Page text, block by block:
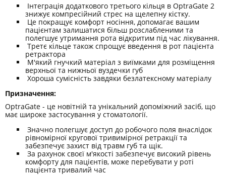
Інтеграція додаткового третього кільця в OptraGate 2
знижує компресійний стрес на щелепну кістку.
Це покращує комфорт носіння, допомагає вашим
пацієнтам залишатися більш розслабленими та
полегшує утримання рота відкритим під час лікування.
Третє кільце також спрощує введення в рот пацієнта
ретрактора
М'який гнучкий матеріал з виїмками для розміщення
верхньої та нижньої вуздечки губ
Хороша сумісність завдяки безлатексному матеріалу
Призначення:
OptraGate - це новітній та унікальний допоміжний засіб, що
має широке застосування у стоматології.
Значно полегшує доступ до робочого поля внаслідок
рівномірної кругової тривимірної ретракції та
забезпечує захист від травм губ та щік.
За рахунок своєї м'якості забезпечує високий рівень
комфорту для пацієнтів, може перебувати у роті
пацієнта тривалий час